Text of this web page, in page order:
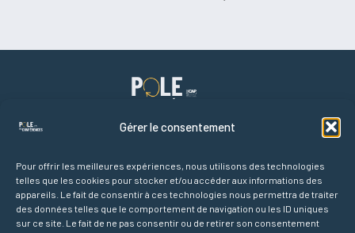
Gérer le consentement
Pour offrir les meilleures expériences, nous utilisons des technologies
telles que les cookies pour stocker et/ou accéder aux informations des
appareils. Le fait de consentir à ces technologies nous permettra de traiter
des données telles que le comportement de navigation ou les ID uniques
sur ce site. Le fait de ne pas consentir ou de retirer son consentement
Liens rapides
Accueil
Agenda des conférences